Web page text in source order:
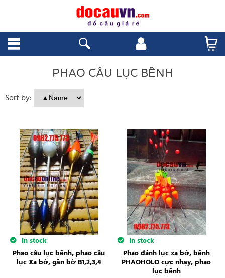
PHAO CÂU LỤC BỀNH
Sort by:
In stock
Phao câu lục bềnh, phao câu
lục Xa bờ, gần bờ B1,2,3,4
In stock
Phao đánh lục xa bờ, bềnh
PHAOHOLO cực nhạy, phao
lục bềnh